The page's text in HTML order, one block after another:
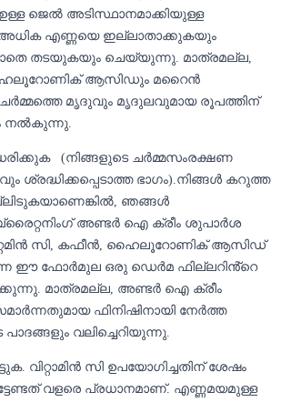
ജെൽ അടിസ്ഥാനമാക്കിയുള്ള
എണ്ണയെ ഇല്ലാതാക്കുകയും
തടയുകയും ചെയ്യുന്നു. മാത്രമല്ല,
ആസിഡും മറൈൻ
ചർമ്മത്തെ മൃദുവും മൃദുലവുമായ രൂപത്തിന്
നൽകുന്നു.
(നിങ്ങളുടെ ചർമ്മസംരക്ഷണ
ശ്രദ്ധിക്കപ്പെടാത്ത ഭാഗം).നിങ്ങൾ കറുത്ത
ഞങ്ങൾ
അണ്ടർ ഐ ക്രീം ശുപാർശ
സി, കഫീൻ, ഹൈലൂറോണിക് ആസിഡ്
ഈ ഫോർമുല ഒരു ഡെർമ ഫില്ലറിൻ്റെ
മാത്രമല്ല, അണ്ടർ ഐ ക്രീം
ഫിനിഷിനായി നേർത്ത
വലിച്ചെറിയുന്നു.
വിറ്റാമിൻ സി ഉപയോഗിച്ചതിന് ശേഷം
വളരെ പ്രധാനമാണ്. എണ്ണമയമുള്ള